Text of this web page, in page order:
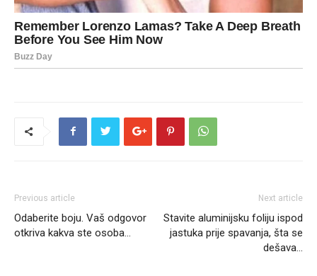
Previous article
Odaberite boju. Vaš odgovor
otkriva kakva ste osoba…
Next article
Stavite aluminijsku foliju ispod
jastuka prije spavanja, šta se
dešava…